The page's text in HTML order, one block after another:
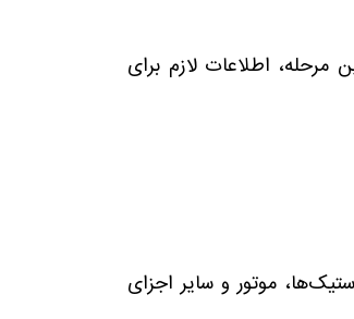
اطلاعات لازم برای
موتور و سایر اجزای